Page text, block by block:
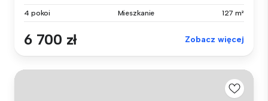
4 pokoi Mieszkanie 127 m²
6 700 zł Zobacz więcej